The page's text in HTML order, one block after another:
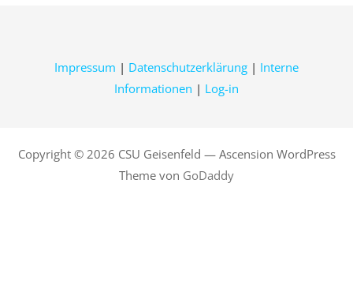
Impressum | Datenschutzerklärung | Interne
Informationen | Log-in
Copyright © 2026 CSU Geisenfeld — Ascension WordPress
Theme von GoDaddy